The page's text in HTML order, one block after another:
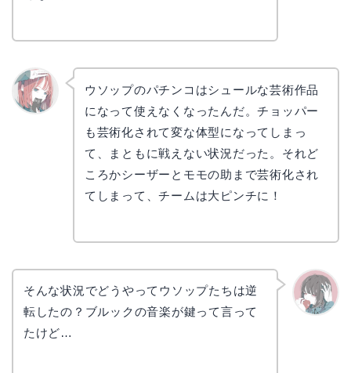
ウソップのパチンコはシュールな芸術作品
になって使えなくなったんだ。チョッパー
も芸術化されて変な体型になってしまっ
て、まともに戦えない状況だった。それど
ころかシーザーとモモの助まで芸術化され
てしまって、チームは大ピンチに！
そんな状況でどうやってウソップたちは逆
転したの？ブルックの音楽が鍵って言って
たけど…